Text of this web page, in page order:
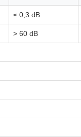
≤ 0,3 dB
> 60 dB